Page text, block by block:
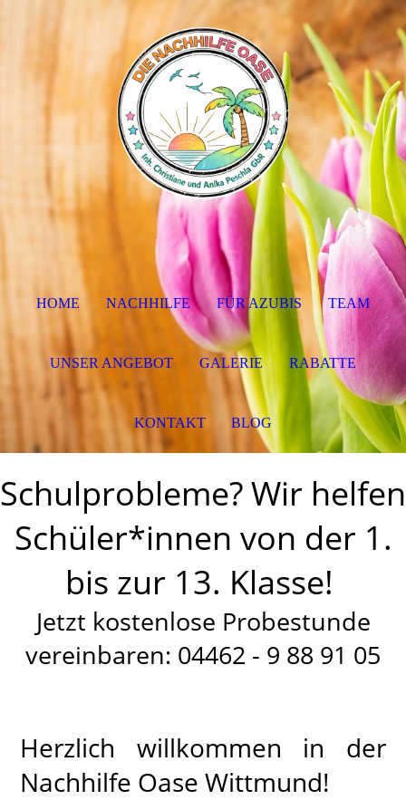
Schulprobleme? Wir helfen
Schüler*innen von der 1.
bis zur 13. Klasse!
Jetzt kostenlose Probestunde
vereinbaren: 04462 - 9 88 91 05
Herzlich willkommen in der
Nachhilfe Oase Wittmund!
HOME NACHHILFE FÜR AZUBIS TEAM
UNSER ANGEBOT GALERIE RABATTE
KONTAKT BLOG